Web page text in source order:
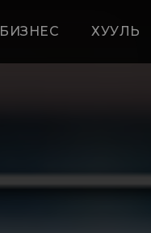
БИЗНЕС ХУУЛЬ